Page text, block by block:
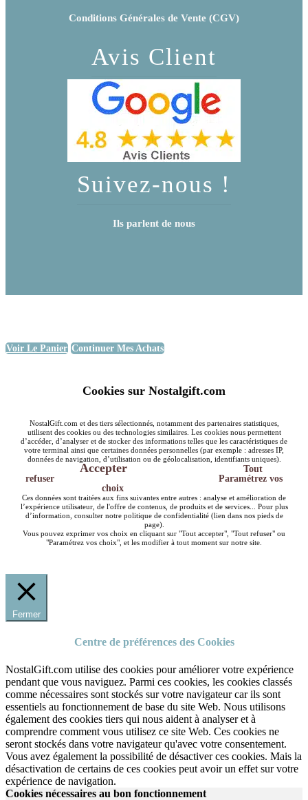
Conditions Générales de Vente (CGV)
Avis Client
Suivez-nous !
Ils parlent de nous
Voir Le Panier Continuer Mes Achats
Cookies sur Nostalgift.com
NostalGift.com et des tiers sélectionnés, notamment des partenaires statistiques,
utilisent des cookies ou des technologies similaires. Les cookies nous permettent
d’accéder, d’analyser et de stocker des informations telles que les caractéristiques de
votre terminal ainsi que certaines données personnelles (par exemple : adresses IP,
données de navigation, d’utilisation ou de géolocalisation, identifiants uniques).
Accepter
Tout
refuser
Paramétrez vos
choix
Ces données sont traitées aux fins suivantes entre autres : analyse et amélioration de
l’expérience utilisateur, de l'offre de contenus, de produits et de services... Pour plus
d’information, consulter notre politique de confidentialité (lien dans nos pieds de
page).
Vous pouvez exprimer vos choix en cliquant sur "Tout accepter", "Tout refuser" ou
"Paramétrez vos choix", et les modifier à tout moment sur notre site.
Fermer
Centre de préférences des Cookies
NostalGift.com utilise des cookies pour améliorer votre expérience
pendant que vous naviguez. Parmi ces cookies, les cookies classés
comme nécessaires sont stockés sur votre navigateur car ils sont
essentiels au fonctionnement de base du site Web. Nous utilisons
également des cookies tiers qui nous aident à analyser et à
comprendre comment vous utilisez ce site Web. Ces cookies ne
seront stockés dans votre navigateur qu'avec votre consentement.
Vous avez également la possibilité de désactiver ces cookies. Mais la
désactivation de certains de ces cookies peut avoir un effet sur votre
expérience de navigation.
Cookies nécessaires au bon fonctionnement